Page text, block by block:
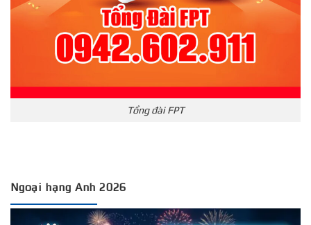
Tổng đài FPT
Ngoại hạng Anh 2026